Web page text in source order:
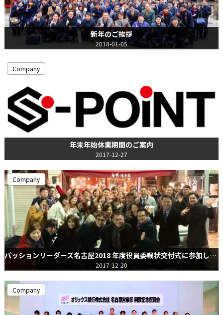
新年のご挨拶
2018-01-05
Company
年末年始休業期間のご案内
2017-12-27
Company
パッションリーダーズ名古屋2018 年度役員委嘱状交付式に参加しました
2017-12-20
Company